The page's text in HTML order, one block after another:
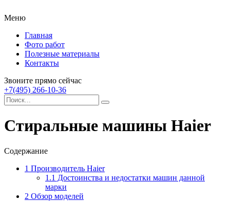
Меню
Главная
Фото работ
Полезные материалы
Контакты
Звоните прямо сейчас
+7(495) 266-10-36
Стиральные машины Haier
Содержание
1 Производитель Haier
1.1 Достоинства и недостатки машин данной
марки
2 Обзор моделей